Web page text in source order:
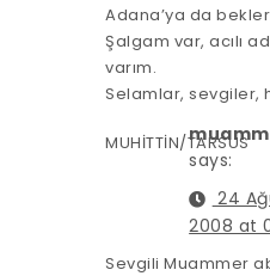
Adana’ya da
Şalgam var, acılı
varım.
Selamlar, sevgiler,
MUHİTTİN/TARSUS
says:
24
2008 at
Sevgili Muammer